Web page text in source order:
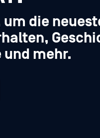
um die
mehr.